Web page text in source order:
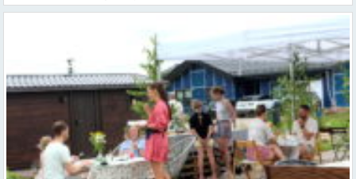
Valmieras novadā aizvadītas jau sestās Mājas kafejnīcu dienas